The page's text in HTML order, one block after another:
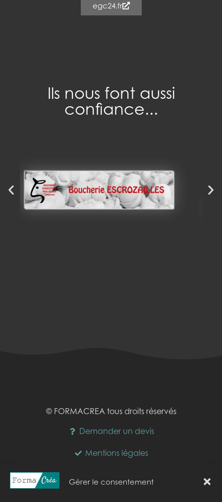
Gérer le consentement
egc24.fr
Ils nous font aussi
confiance...
© FORMACREA tous droits réservés
Demander un devis
Mentions légales
lundi :
09:00-17:00 mardi : 09:00-17:00